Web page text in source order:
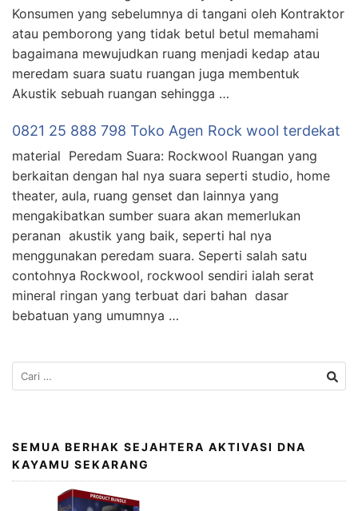
Konsumen yang sebelumnya di tangani oleh Kontraktor
atau pemborong yang tidak betul betul memahami
bagaimana mewujudkan ruang menjadi kedap atau
meredam suara suatu ruangan juga membentuk
Akustik sebuah ruangan sehingga …
0821 25 888 798 Toko Agen Rock wool terdekat
material Peredam Suara: Rockwool Ruangan yang
berkaitan dengan hal nya suara seperti studio, home
theater, aula, ruang genset dan lainnya yang
mengakibatkan sumber suara akan memerlukan
peranan akustik yang baik, seperti hal nya
menggunakan peredam suara. Seperti salah satu
contohnya Rockwool, rockwool sendiri ialah serat
mineral ringan yang terbuat dari bahan dasar
bebatuan yang umumnya …
SEMUA BERHAK SEJAHTERA AKTIVASI DNA
KAYAMU SEKARANG